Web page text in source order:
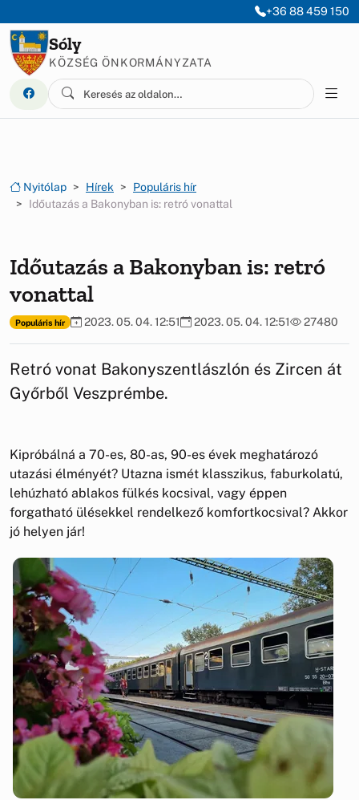
+36 88 459 150
Sóly
KÖZSÉG ÖNKORMÁNYZATA
Nyitólap Hírek
Populáris hír
Időutazás a Bakonyban is: retró vonattal
Időutazás a Bakonyban is: retró
vonattal
Populáris hír 2023. 05. 04. 12:51 2023. 05. 04. 12:51 27480
Retró vonat Bakonyszentlászlón és Zircen át
Győrből Veszprémbe.
Kipróbálná a 70-es, 80-as, 90-es évek meghatározó
utazási élményét? Utazna ismét klasszikus, faburkolatú,
lehúzható ablakos fülkés kocsival, vagy éppen
forgatható ülésekkel rendelkező komfortkocsival? Akkor
jó helyen jár!